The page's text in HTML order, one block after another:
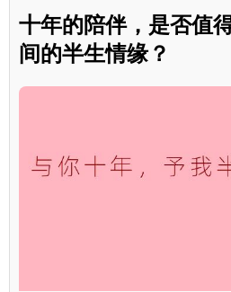
十年的陪伴，是否值
间的半生情缘？